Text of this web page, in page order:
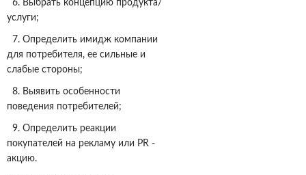
6. Выбрать концепцию продукта/
услуги;
7. Определить имидж компании
для потребителя, ее сильные и
слабые стороны;
8. Выявить особенности
поведения потребителей;
9. Определить реакции
покупателей на рекламу или PR -
акцию.